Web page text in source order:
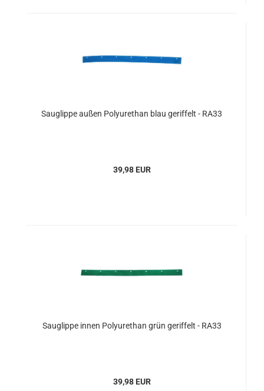
Sauglippe außen Polyurethan blau geriffelt - RA33
39,98 EUR
Sauglippe innen Polyurethan grün geriffelt - RA33
39,98 EUR